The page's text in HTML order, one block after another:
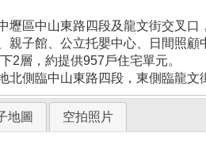
壢區中山東路四段及龍文街交叉
親子館、公立托嬰中心、日間照
2層，約提供957戶住宅單元。
北側臨中山東路四段，東側臨龍
地圖 空拍照片